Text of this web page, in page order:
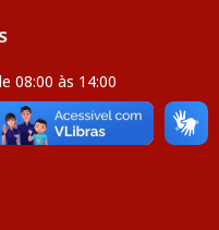
08:00 às 14:00